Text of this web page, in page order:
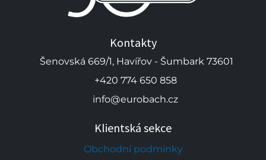
Kontakty
Šenovská 669/1, Havířov - Šumbark 73601
+420 774 650 858
info@eurobach.cz
Klientská sekce
Obchodní podmínky